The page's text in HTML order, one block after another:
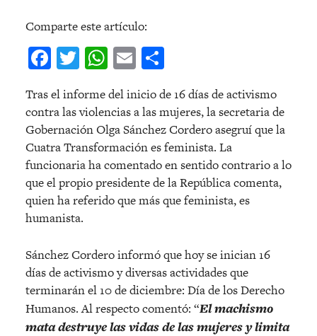
Comparte este artículo:
Facebook
Twitter
WhatsApp
Email
Tras el informe del inicio de 16 días de activismo
contra las violencias a las mujeres, la secretaria de
Gobernación Olga Sánchez Cordero asegruí que la
Cuatra Transformación es feminista. La
funcionaria ha comentado en sentido contrario a lo
que el propio presidente de la República comenta,
quien ha referido que más que feminista, es
humanista.
Sánchez Cordero informó que hoy se inician 16
días de activismo y diversas actividades que
terminarán el 10 de diciembre: Día de los Derecho
Humanos. Al respecto comentó: “El machismo
mata destruye las vidas de las mujeres y limita